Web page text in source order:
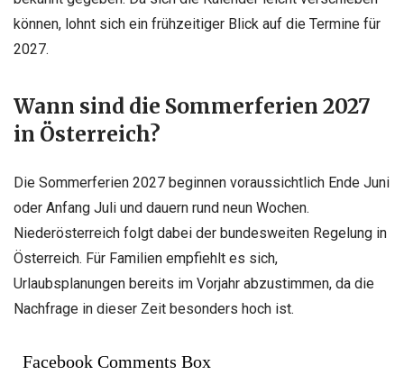
können, lohnt sich ein frühzeitiger Blick auf die Termine für
2027.
Wann sind die Sommerferien 2027
in Österreich?
Die Sommerferien 2027 beginnen voraussichtlich Ende Juni
oder Anfang Juli und dauern rund neun Wochen.
Niederösterreich folgt dabei der bundesweiten Regelung in
Österreich. Für Familien empfiehlt es sich,
Urlaubsplanungen bereits im Vorjahr abzustimmen, da die
Nachfrage in dieser Zeit besonders hoch ist.
Facebook Comments Box